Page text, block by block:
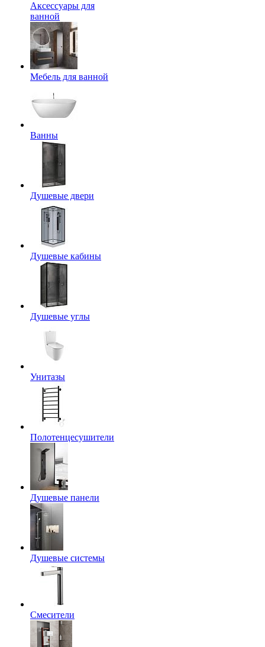
Аксессуары для
ванной
Мебель для ванной
Ванны
Душевые двери
Душевые кабины
Душевые углы
Унитазы
Полотенцесушители
Душевые панели
Душевые системы
Смесители